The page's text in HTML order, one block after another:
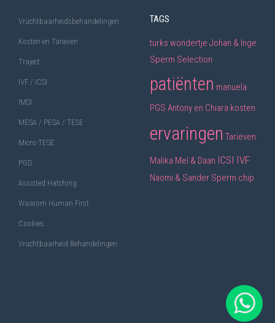
Vruchtbaarheidsbehandelingen
Kosten en Tarieven
Traject
IVF / ICSI
IMSI
MESA / PESA / TESE
Micro-TESE
PGD
Assisted Hatching
Waarom Human First
Cookies
Vruchtbaarheid Behandelingen
TAGS
turks wondertje Johan & Inge
Sperm Selection
patiënten manuela
PGS Antony en Chiara kosten
ervaringen Tarieven
Malika Mel & Daan ICSI IVF
Naomi & Sander Sperm chip